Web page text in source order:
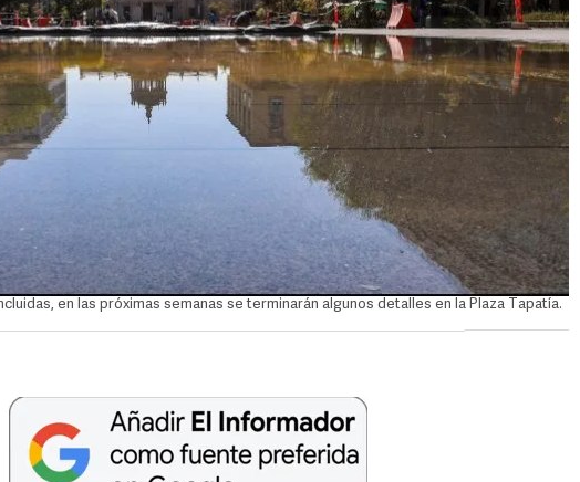
en las próximas semanas se terminarán algunos detalles en la Plaza Tapatía.